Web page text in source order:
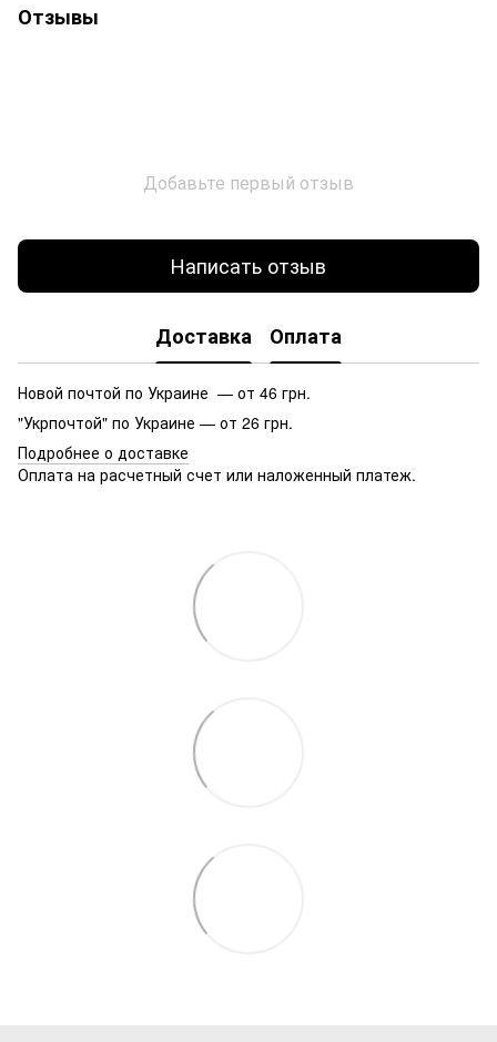
Отзывы
Добавьте первый отзыв
Написать отзыв
Доставка Оплата
Новой почтой по Украине — от 46 грн.
"Укрпочтой" по Украине — от 26 грн.
Подробнее о доставке
Оплата на расчетный счет или наложенный платеж.